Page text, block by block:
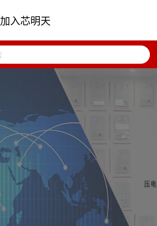
加入芯明天